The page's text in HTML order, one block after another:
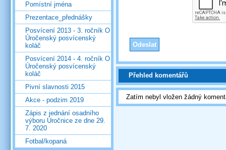
Přehled komentářů
Zatím nebyl vložen žádný
Pomístní jména
Prezentace_přednášky
Posvícení 2013 - 3. ročník O
Úročenský posvícenský
koláč
Posvícení 2014 - 4. ročník O
Úročenský posvícenský
koláč
Pivní slavnosti 2015
Akce - podzim 2019
Zápis z jednání osadního
výboru Úročnice ze dne 29.
7. 2020
Fotbal/kopaná